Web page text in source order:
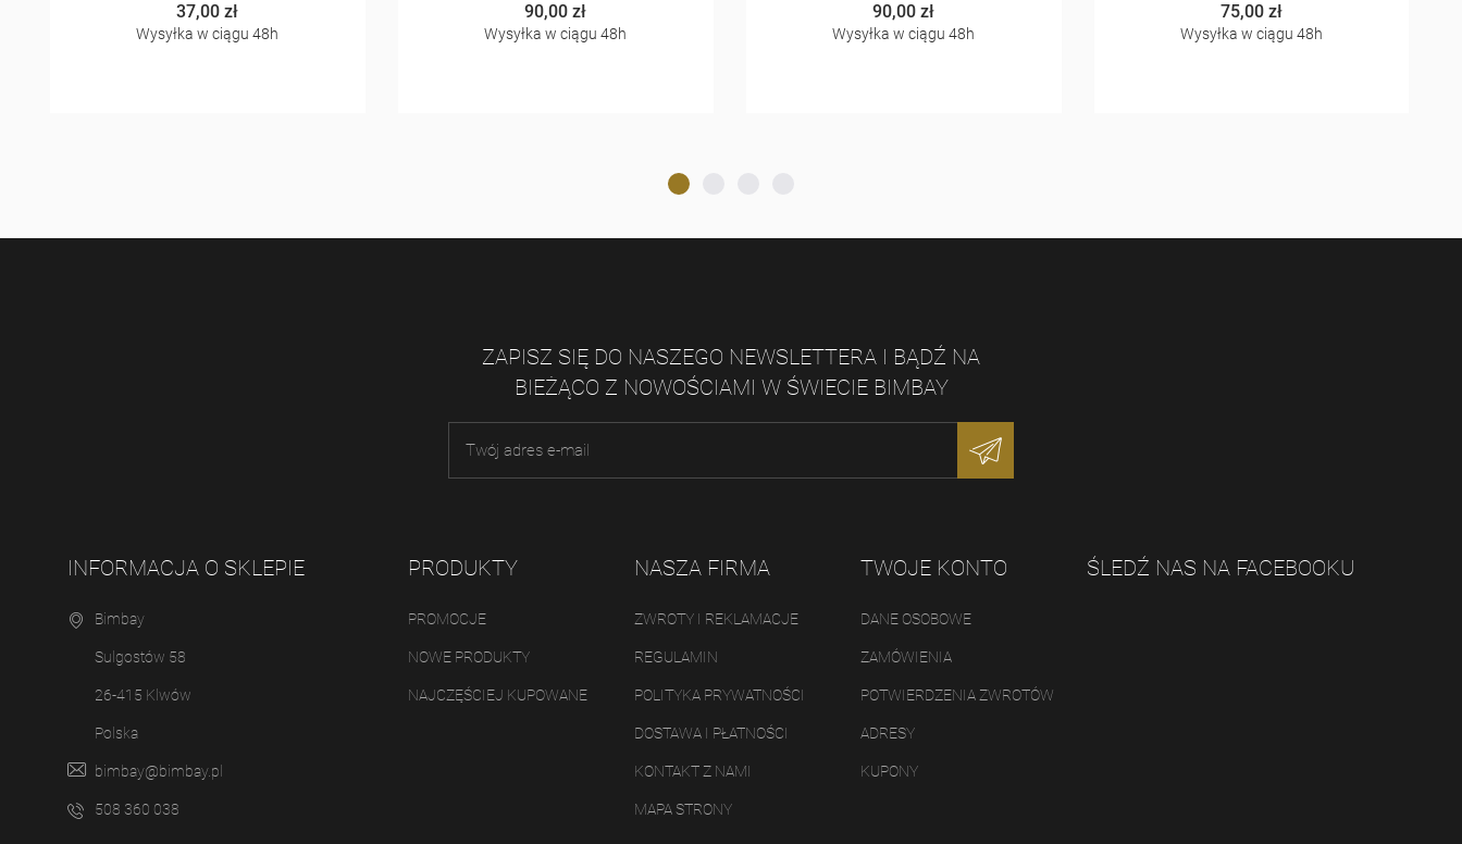
37,00 zł
Wysyłka w ciągu 48h
90,00 zł
Wysyłka w ciągu 48h
90,00 zł
Wysyłka w ciągu 48h
75,00 zł
Wysyłka w ciągu 48h
ZAPISZ SIĘ DO NASZEGO NEWSLETTERA I BĄDŹ NA
BIEŻĄCO Z NOWOŚCIAMI W ŚWIECIE BIMBAY
INFORMACJA O SKLEPIE
Bimbay
Sulgostów 58
26-415 Klwów
Polska
bimbay@bimbay.pl
508 360 038
PRODUKTY
PROMOCJE
NOWE PRODUKTY
NAJCZĘŚCIEJ KUPOWANE
NASZA FIRMA
ZWROTY I REKLAMACJE
REGULAMIN
POLITYKA PRYWATNOŚCI
DOSTAWA I PŁATNOŚCI
KONTAKT Z NAMI
MAPA STRONY
TWOJE KONTO
DANE OSOBOWE
ZAMÓWIENIA
POTWIERDZENIA ZWROTÓW
ADRESY
KUPONY
ŚLEDŹ NAS NA FACEBOOKU